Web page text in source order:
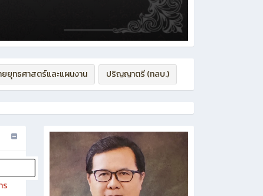
ยยุทธศาสตร์และแผนงาน ปริญญาตรี (ทลบ.)
ร